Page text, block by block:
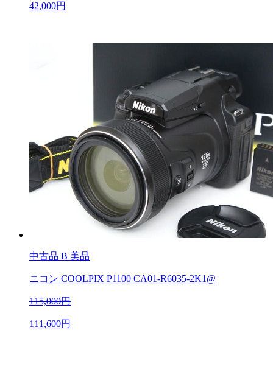
42,000円
中古品 B 美品
ニコン COOLPIX P1100 CA01-R6035-2K1@
115,000円
111,600円